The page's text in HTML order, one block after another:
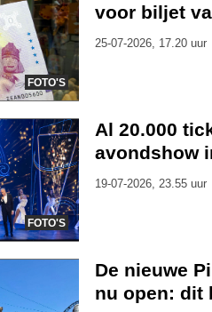
FOTO'S
voor biljet
25-07-2026, 17.20 uur
FOTO'S
Al 20.000
avondshow
19-07-2026, 23.55 uur
De nieuwe
nu open: dit